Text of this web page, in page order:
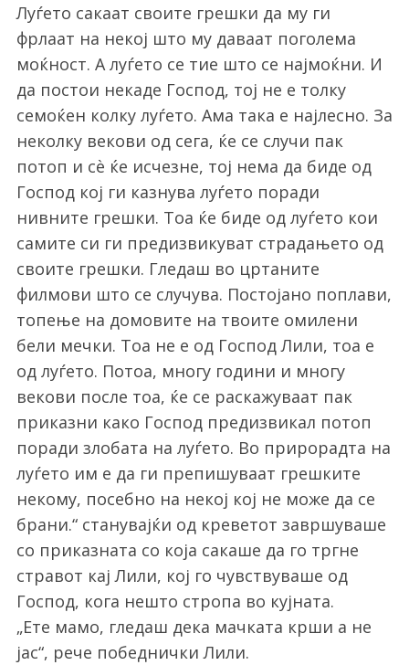
Луѓето сакаат своите грешки да му ги
фрлаат на некој што му даваат поголема
моќност. А луѓето се тие што се најмоќни. И
да постои некаде Господ, тој не е толку
семоќен колку луѓето. Ама така е најлесно. За
неколку векови од сега, ќе се случи пак
потоп и сѐ ќе исчезне, тој нема да биде од
Господ кој ги казнува луѓето поради
нивните грешки. Тоа ќе биде од луѓето кои
самите си ги предизвикуват страдањето од
своите грешки. Гледаш во цртаните
филмови што се случува. Постојано поплави,
топење на домовите на твоите омилени
бели мечки. Тоа не е од Господ Лили, тоа е
од луѓето. Потоа, многу години и многу
векови после тоа, ќе се раскажуваат пак
приказни како Господ предизвикал потоп
поради злобата на луѓето. Во прирорадта на
луѓето им е да ги препишуваат грешките
некому, посебно на некој кој не може да се
брани.“ станувајќи од креветот завршуваше
со приказната со која сакаше да го тргне
стравот кај Лили, кој го чувствуваше од
Господ, кога нешто стропа во кујната.
„Ете мамо, гледаш дека мачката крши а не
јас“, рече победнички Лили.